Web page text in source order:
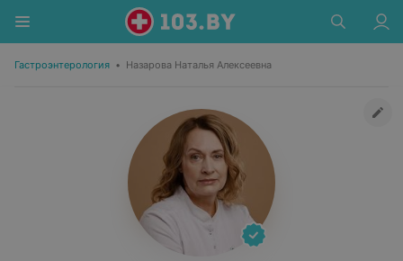
Гастроэнтерология • Назарова Наталья Алексеевна